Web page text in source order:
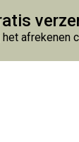
afrekenen